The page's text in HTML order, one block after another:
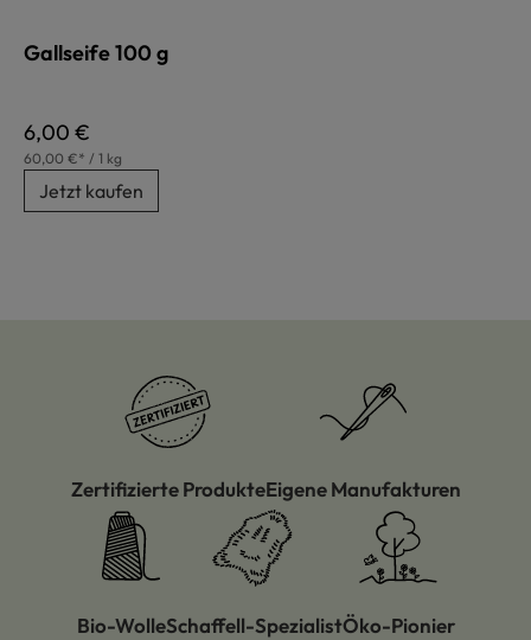
Gallseife 100 g
Regulärer Preis:
6,00 €
60,00 €* / 1 kg
Jetzt kaufen
Zertifizierte ProdukteEigene Manufakturen
Bio-WolleSchaffell-SpezialistÖko-Pionier